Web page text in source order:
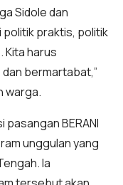
Sidole dan
politik praktis, politik
Kita harus
bermartabat,”
warga.
pasangan BERANI
unggulan yang
Ia